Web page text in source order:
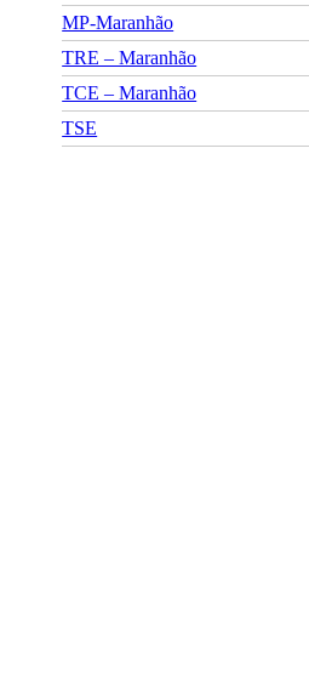
MP-Maranhão
TRE – Maranhão
TCE – Maranhão
TSE